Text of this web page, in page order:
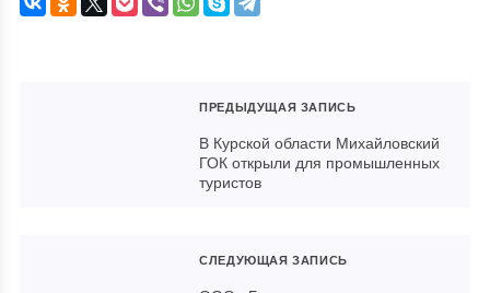
ПРЕДЫДУЩАЯ ЗАПИСЬ
В Курской области Михайловский
ГОК открыли для промышленных
туристов
СЛЕДУЮЩАЯ ЗАПИСЬ